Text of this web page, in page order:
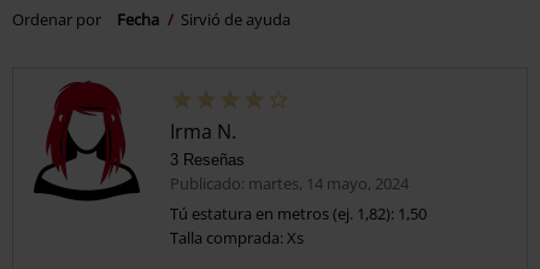
Ordenar por
Fecha Sirvió de ayuda
Irma N.
3 Reseñas
Publicado: martes, 14 mayo, 2024
Tú estatura en metros (ej. 1,82): 1,50
Talla comprada: Xs